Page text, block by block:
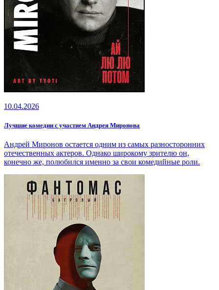
10.04.2026
Лучшие комедии с участием Андрея Миронова
Андрей Миронов остается одним из самых разносторонних
отечественных актеров. Однако широкому зрителю он,
конечно же, полюбился именно за свои комедийные роли.